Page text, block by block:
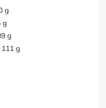
g
g
g
g